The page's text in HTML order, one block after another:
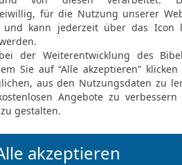
Drohworte an die
Und das Wort
22
Land Israel habt,
Länge, und jede
Darum sage
diesem Sprichwort
mehr als